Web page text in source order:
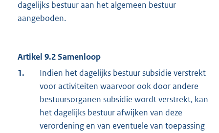
dagelijks bestuur aan het algemeen bestuur
aangeboden.
Artikel 9.2 Samenloop
1.
Indien het dagelijks bestuur subsidie verstrekt
voor activiteiten waarvoor ook door andere
bestuursorganen subsidie wordt verstrekt, kan
het dagelijks bestuur afwijken van deze
verordening en van eventuele van toepassing